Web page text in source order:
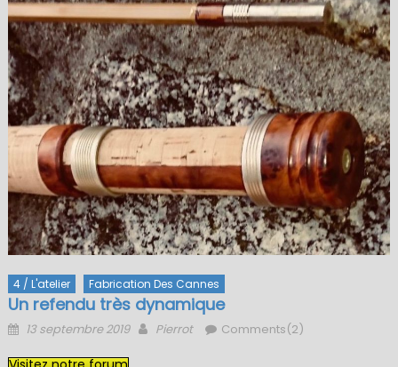
4 / L'atelier Fabrication Des Cannes
Un refendu très dynamique
Posted
13 septembre 2019 Author
Pierrot Comments(2)